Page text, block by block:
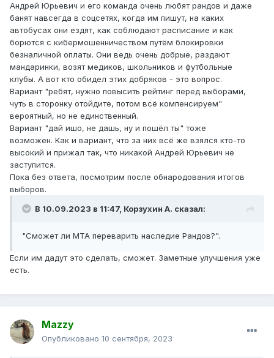
Андрей Юрьевич и его команда очень любят рандов и даже
банят навсегда в соцсетях, когда им пишут, на каких
автобусах они ездят, как соблюдают расписание и как
борются с кибермошенничеством путём блокировки
безналичной оплаты. Они ведь очень добрые, раздают
мандаринки, возят медиков, школьников и футбольные
клубы. А вот кто обидел этих добряков - это вопрос.
Вариант "ребят, нужно повысить рейтинг перед выборами,
чуть в сторонку отойдите, потом всё компенсируем"
вероятный, но не единственный.
Вариант "дай ишо, не дашь, ну и пошёл ты" тоже
возможен. Как и вариант, что за них всё же взялся кто-то
высокий и прижал так, что никакой Андрей Юрьевич не
заступится.
Пока без ответа, посмотрим после обнародования итогов
выборов.
В 10.09.2023 в 11:47, Корзухин А. сказал:
"Сможет ли МТА переварить наследие Рандов?".
Если им дадут это сделать, сможет. Заметные улучшения уже
есть.
Mazzy
Опубликовано 10 сентября, 2023